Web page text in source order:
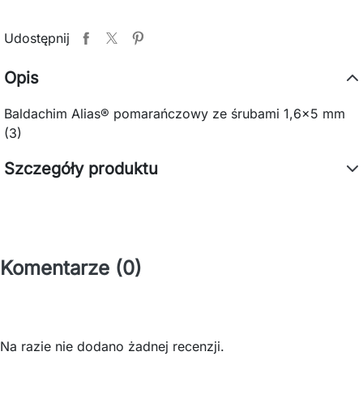
Udostępnij
Opis
Baldachim Alias® pomarańczowy ze śrubami 1,6x5 mm
(3)
Szczegóły produktu
Komentarze (0)
Na razie nie dodano żadnej recenzji.